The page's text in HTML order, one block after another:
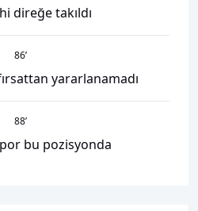
direğe takıldı
86’
yararlanamadı
88’
bu pozisyonda